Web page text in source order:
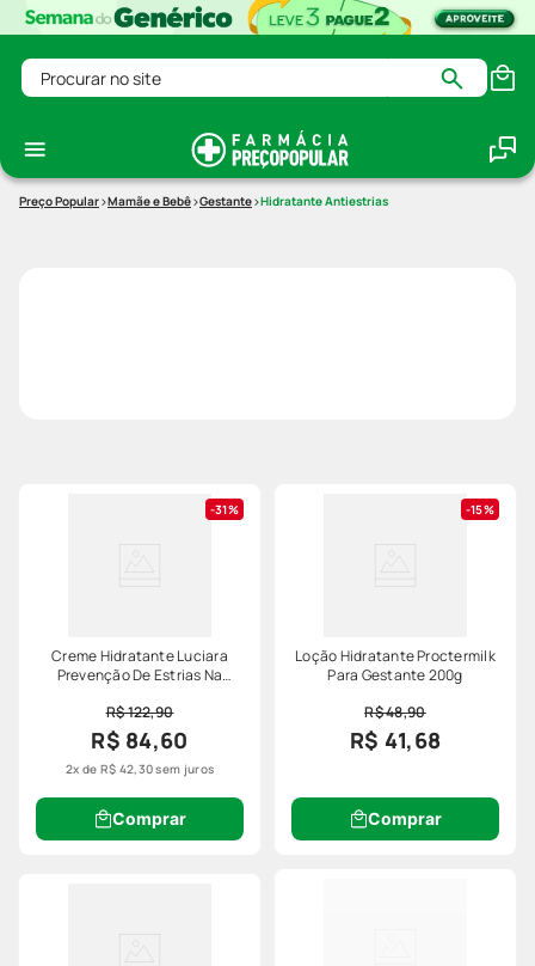
Procurar no site
Mamãe e Bebê Gestante Hidratante Antiestrias
31%
Creme Hidratante Luciara
Prevenção De Estrias Na
R$ 122,90
R$ 84,60
2x de R$ 42,30sem juros
Comprar
15%
Loção Hidratante Proctermilk
Para Gestante 200g
R$ 48,90
R$ 41,68
Comprar